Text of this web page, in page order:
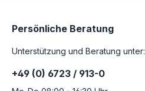
Persönliche Beratung
Unterstützung und Beratung unter:
+49 (0) 6723 / 913-0